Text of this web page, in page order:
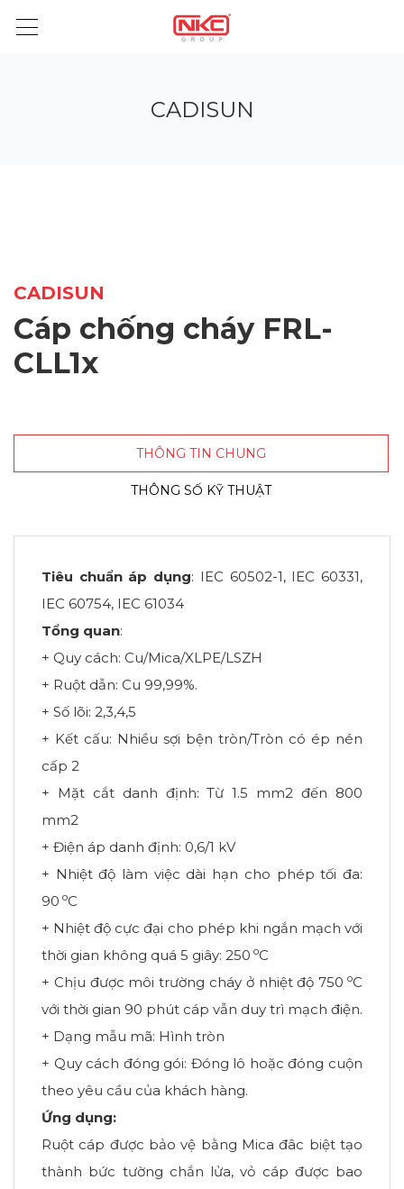
CADISUN
CADISUN
Cáp chống cháy FRL-
CLL1x
THÔNG TIN CHUNG
THÔNG SỐ KỸ THUẬT
Tiêu chuẩn áp dụng: IEC 60502-1, IEC 60331,
IEC 60754, IEC 61034
Tổng quan:
+ Quy cách: Cu/Mica/XLPE/LSZH
+ Ruột dẫn: Cu 99,99%.
+ Số lõi: 2,3,4,5
+ Kết cấu: Nhiều sợi bện tròn/Tròn có ép nén
cấp 2
+ Mặt cắt danh định: Từ 1.5 mm2 đến 800
mm2
+ Điện áp danh định: 0,6/1 kV
+ Nhiệt độ làm việc dài hạn cho phép tối đa:
90 oC
+ Nhiệt độ cực đại cho phép khi ngắn mạch với
thời gian không quá 5 giây: 250 oC
+ Chịu được môi trường cháy ở nhiệt độ 750 oC
với thời gian 90 phút cáp vẫn duy trì mạch điện.
+ Dạng mẫu mã: Hình tròn
+ Quy cách đóng gói: Đóng lô hoặc đóng cuộn
theo yêu cầu của khách hàng.
Ứng dụng:
Ruột cáp được bảo vệ bằng Mica đâc biệt tạo
thành bức tường chắn lửa, vỏ cáp được bao